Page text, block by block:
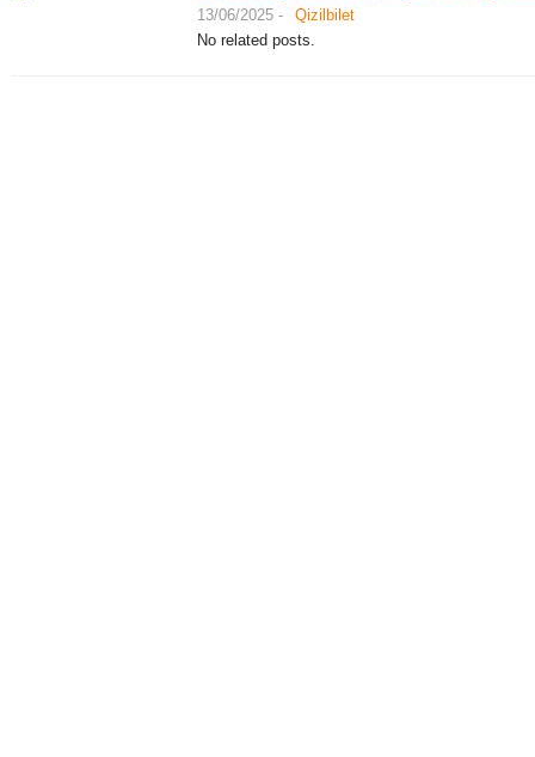
13/06/2025 -
Qizilbilet
No related posts.